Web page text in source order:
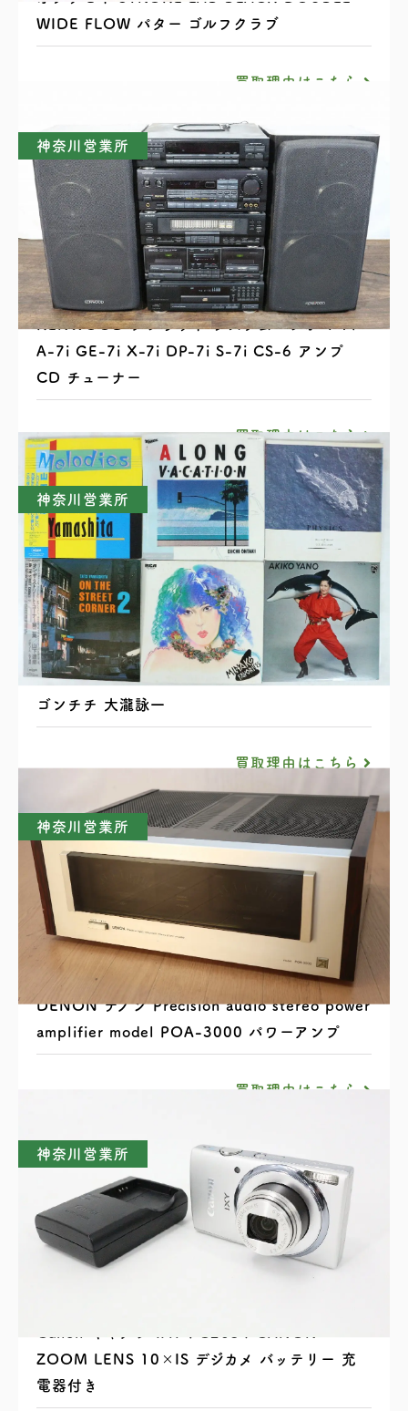
WIDE FLOW パター ゴルフクラブ
買取理由はこちら
神奈川営業所
KENWOOD ケンウッド システムコンポ T-7i
A-7i GE-7i X-7i DP-7i S-7i CS-6 アンプ
CD チューナー
買取理由はこちら
神奈川営業所
レコード まとめ 山下達郎 吉田美奈子 矢野顕子
ゴンチチ 大瀧詠一
買取理由はこちら
神奈川営業所
DENON デノン Precision audio stereo power
amplifier model POA-3000 パワーアンプ
買取理由はこちら
神奈川営業所
ZOOM LENS 10×IS デジカメ バッテリー 充
電器付き